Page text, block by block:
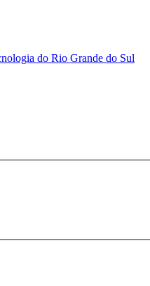
do Rio Grande do Sul